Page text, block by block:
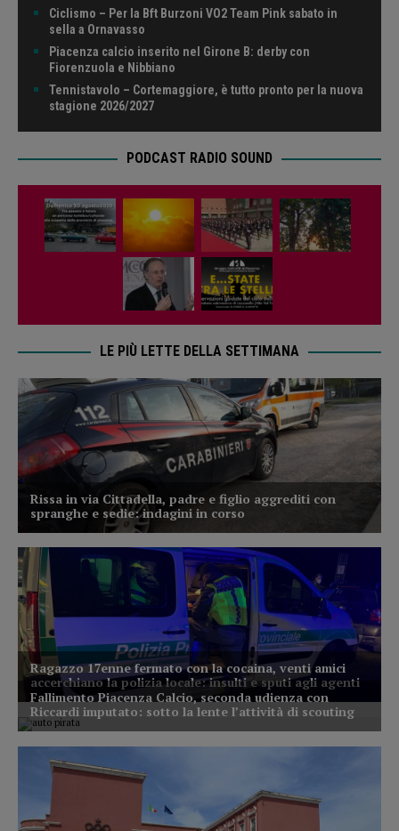
Ciclismo – Per la Bft Burzoni VO2 Team Pink sabato in
sella a Ornavasso
Piacenza calcio inserito nel Girone B: derby con
Fiorenzuola e Nibbiano
Tennistavolo – Cortemaggiore, è tutto pronto per la nuova
stagione 2026/2027
PODCAST RADIO SOUND
LE PIÙ LETTE DELLA SETTIMANA